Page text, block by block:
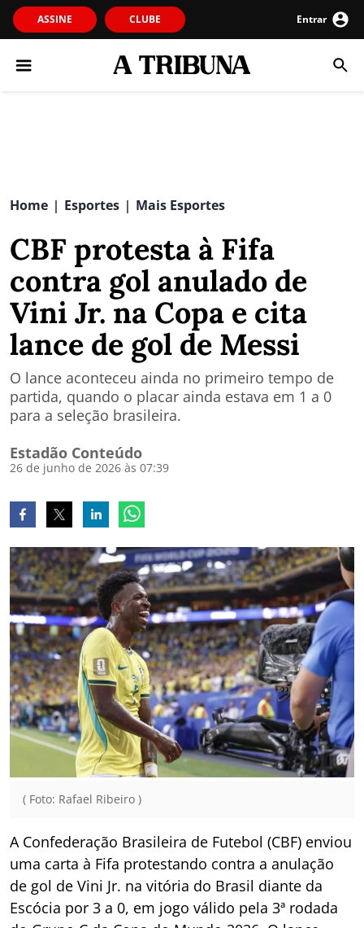
ASSINE CLUBE Entrar
Home | Esportes | Mais Esportes
CBF protesta à Fifa
contra gol anulado de
Vini Jr. na Copa e cita
lance de gol de Messi
O lance aconteceu ainda no primeiro tempo de
partida, quando o placar ainda estava em 1 a 0
para a seleção brasileira.
Estadão Conteúdo
26 de junho de 2026 às 07:39
( Foto: Rafael Ribeiro )
A Confederação Brasileira de Futebol (CBF) enviou
uma carta à Fifa protestando contra a anulação
de gol de Vini Jr. na vitória do Brasil diante da
Escócia por 3 a 0, em jogo válido pela 3ª rodada